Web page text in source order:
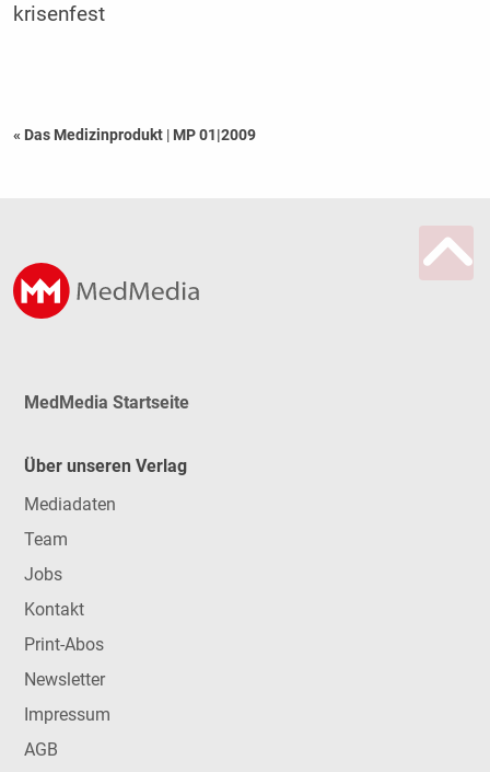
krisenfest
« Das Medizinprodukt | MP 01|2009
MedMedia Startseite
Über unseren Verlag
Mediadaten
Team
Jobs
Kontakt
Print-Abos
Newsletter
Impressum
AGB